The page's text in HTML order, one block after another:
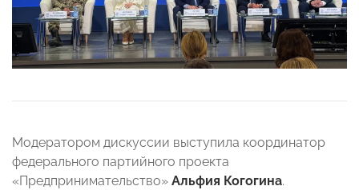
Модератором дискуссии выступила координатор
федерального партийного проекта
«Предпринимательство» Альфия Когогина.